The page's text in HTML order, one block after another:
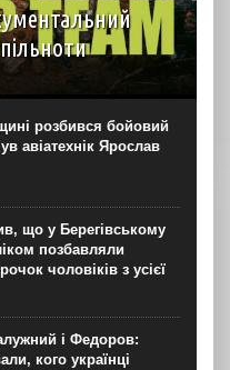
прем’єра
проєкту “Мілітарі
в Ukraїner.
спільноті — її історії,
розбився бойовий
авіатехнік Ярослав
що у Берегівському
позбавляли
чоловіків з усієї
і Федоров:
кого українці